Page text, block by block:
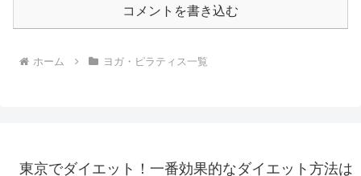
コメントを書き込む
ホーム ヨガ・ピラティス一覧
東京でダイエット！一番効果的なダイエット方法は